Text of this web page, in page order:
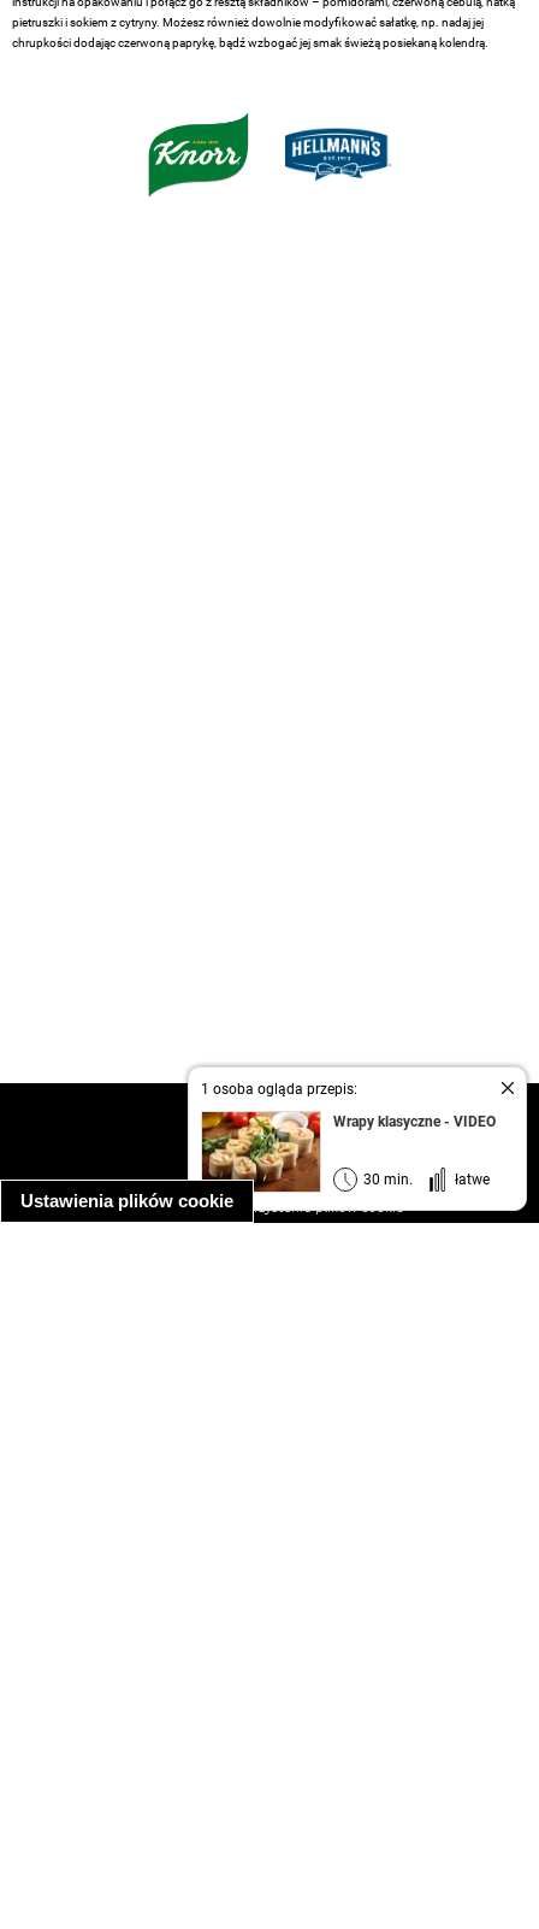
Ustawienia plików cookie
1 osoba ogląda przepis:
Wrapy klasyczne - VIDEO
30 min. łatwe
pietruszki i sokiem z cytryny. Możesz również dowolnie modyfikować sałatkę, np. nadaj jej
chrupkości dodając czerwoną paprykę, bądź wzbogać jej smak świeżą posiekaną kolendrą.
kontakt
regulamin
informacja o prywatności
informacja o wykorzystaniu plików cookie